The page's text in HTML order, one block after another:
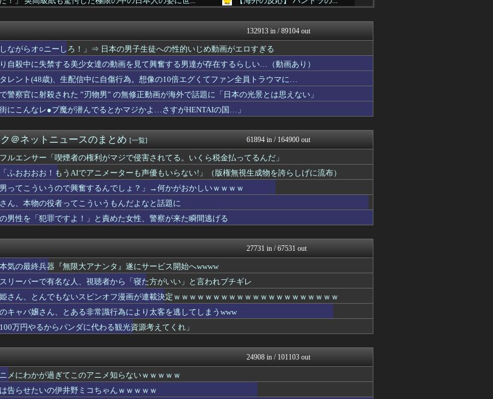
内お花畑の彼が「実は好きな人ができて…」と子供に...
衝撃体験！アンビリバボー｜...
にまで「バカ！これはだめだ」と言う。娘がバカを人...
鬼女まとめ速報 -修羅場・...
か…？」作業着の男性「…」→歩道橋の上で目にした...
素敵な鬼女様
驚き「調べてみたんだけど…エグくない？」8/...
国難にあってもの申す！！
経過した「PS3とWii」をレトロゲームとす...
ゴールデンタイムズ
加者へ撮影マナーを改めて案内 悪質な行為には「法...
プリキュアのまとめ
カ乳を垂らすｗｗｗｗｗｗｗｗｗｗｗｗ
なんJミュージアム
ったいうまい!!たこ焼を、1舟88円（税込）...
思考ちゃんねる
Jでレスバ…その理由がコレｗｗｗｗ
キスログ
も…令和8年8月8日が来る・・・！！
スロ板-RUSH
交代するべきだった説、浮上する
阪神タイガースちゃんねる
娠。3回堕したせいか、結婚してから子供は出来なか...
衝撃体験！アンビリバボー｜...
部長が平社員の頃、新人の女の子に課長が無理矢理酒...
鬼女まとめ速報 -修羅場・...
ったいうまい!!たこ焼を、1舟88円（税込）...
V速ニュップ
ストップを食らう
育児板拾い読み
わらずデカいと話題になる
アナ速‐女子アナ画像速報
た結果」（海外の反応）
海外のお前ら 海外の反応
ィー”をご覧くださいwwwww小倉あずさ...
ると悲惨だよな
ふぇー速
坂46】
坂道情報通～乃木坂46まと...
チボディ、限界突破ｗｗｗｗｗｗｗｗｗｗｗｗ❤
ちゅう遊ぼう遊ぼうと家に自分の友達呼びたがるけど...
衝撃体験！アンビリバボー｜...
手術するのでハンコ押して下さい」と婆上司に話した...
鬼女まとめ速報 -修羅場・...
めていた。俺「一体何があったんだ？」嫁「…」→子...
鬼女はみた -修羅場・恋愛...
いう結論に達した
ウマ娘うまぴょい速報
うやつなんなの
サイ速
アメリカのチップ文化に苦言
『無限大アナンタ』遂にサービス開始へwwww
アニゲー速報
」、失職・・・・・
スコールちゃんねる｜２ちゃ...
失点で4勝目 登板数＆先発数も自己最多タイ「...
きに触っていーーーーーーーよ？笑」⇒♡♡
不思議.net - 5ch...
くなっている人へ。『これ』やってください」
132913 in / 89104 out
ながらオ○ニーしろ！」⇒ 日本の男子生徒への性的いじめ動画がエロすぎる
り自殺中に失禁する美少女達の動画を見て興奮する男達が存在するらしい…（動画あり）
タレント(48歳)、生配信中に自傷行為。想像の10倍エグくてファン全員トラウマに…
警察官に射殺された ”刃物男” の無修正動画が海外で話題に「日本の光景とは思えない」
にこんなレ●プ魔が潜んでるとかマジかよ…さすがHENTAIの国…」
＠ネットニュースのまとめ [一覧] 61894 in / 164900 out
ルエンサー「喫煙者の権利がマジで侵害されてる。いくら税金払ってるんだ」
ふおおおお！もうAIでアニメーターも声優もいらない!」（版権無視生成物を誇らしげに流布）
男ってこういうので興奮するんでしょ？」→何かがおかしいｗｗｗｗ
ん、本物の役者ってこういうもんだよなと話題に
の男性を「犯罪ですよ！」と責めた女性、警察が来た瞬間逃げる
27731 in / 67531 out
気の最終兵器『無限大アナンタ』遂にサービス開始へwwww
スリーパーで有名な人、視聴者から「寝た方がいい」と言われブチギレ
姫さん、とんでもないスピンオフ漫画が連載決定ｗｗｗｗｗｗｗｗｗｗｗｗｗｗｗｗｗｗｗｗｗ
のキャバ嬢さん、とある非常識行為により太客を逃してしまうwww
万円やるからパンダに代わる観光資源考えてくれ」
24908 in / 101103 out
メにわかが過ぎてこのアニメ知らないｗｗｗｗｗ
告らせたいの伊井野ミコちゃんｗｗｗｗｗ